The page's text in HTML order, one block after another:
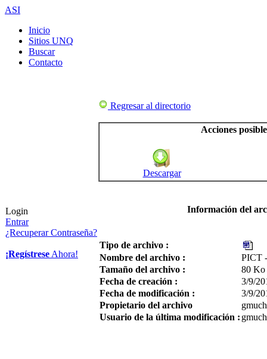
ASI
Inicio
Sitios UNQ
Buscar
Contacto
Login
Entrar
¿Recuperar Contraseña?
¡Regístrese Ahora!
Regresar al directorio
Acciones
Descargar
Información del
Tipo de archivo :
Nombre del archivo :
PICT
Tamaño del archivo :
80 Ko
Fecha de creación :
3/9/
Fecha de modificación :
3/9/
Propietario del archivo
Usuario de la última modificación :